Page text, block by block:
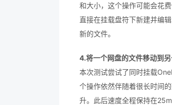
和大小，这个操作可能会花
直接在挂载盘符下新建并编
新的文件。
4.将一个网盘的文件移动到
本次测试尝试了同时挂载
个操作依然伴随着很长时间
升。此后速度全程保持在